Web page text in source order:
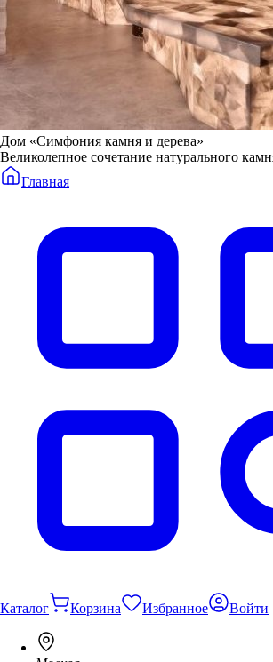
Дом «Симфония камня и дерева»
Великолепное сочетание натурального
Главная
Каталог Корзина Избранное Войти